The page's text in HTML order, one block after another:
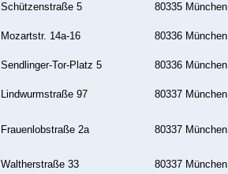
Schützenstraße 5 80335 München
Mozartstr. 14a-16 80336 München
Sendlinger-Tor-Platz 5 80336 München
Lindwurmstraße 97 80337 München
Frauenlobstraße 2a 80337 München
Waltherstraße 33 80337 München